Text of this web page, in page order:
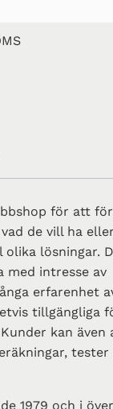
för att
de vill ha eller
lösningar.
med intresse av
erfarenhet
tillgängliga
kan även
1979 och i